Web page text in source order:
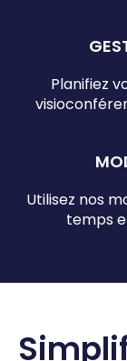
Planifiez
Utilisez nos
temps